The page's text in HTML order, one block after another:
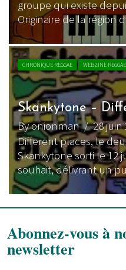
groupe qui existe
Originaire de la région
CHRONIQUE REGGAE WEBZINE REGGAE
Skankytone –
By onionman/ 28 juin
Different places, le
Skankytone sorti le 12
souhait, délivrant un
Abonnez-vous à
newsletter